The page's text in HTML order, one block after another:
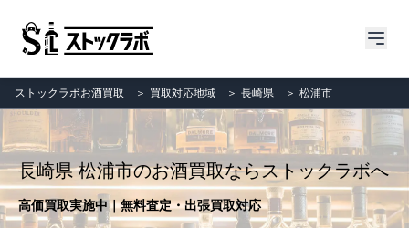
ストックラボお酒買取 ＞ 買取対応地域 ＞ 長崎県 ＞ 松浦市
長崎県 松浦市のお酒買取ならストックラボへ
高価買取実施中｜無料査定・出張買取対応